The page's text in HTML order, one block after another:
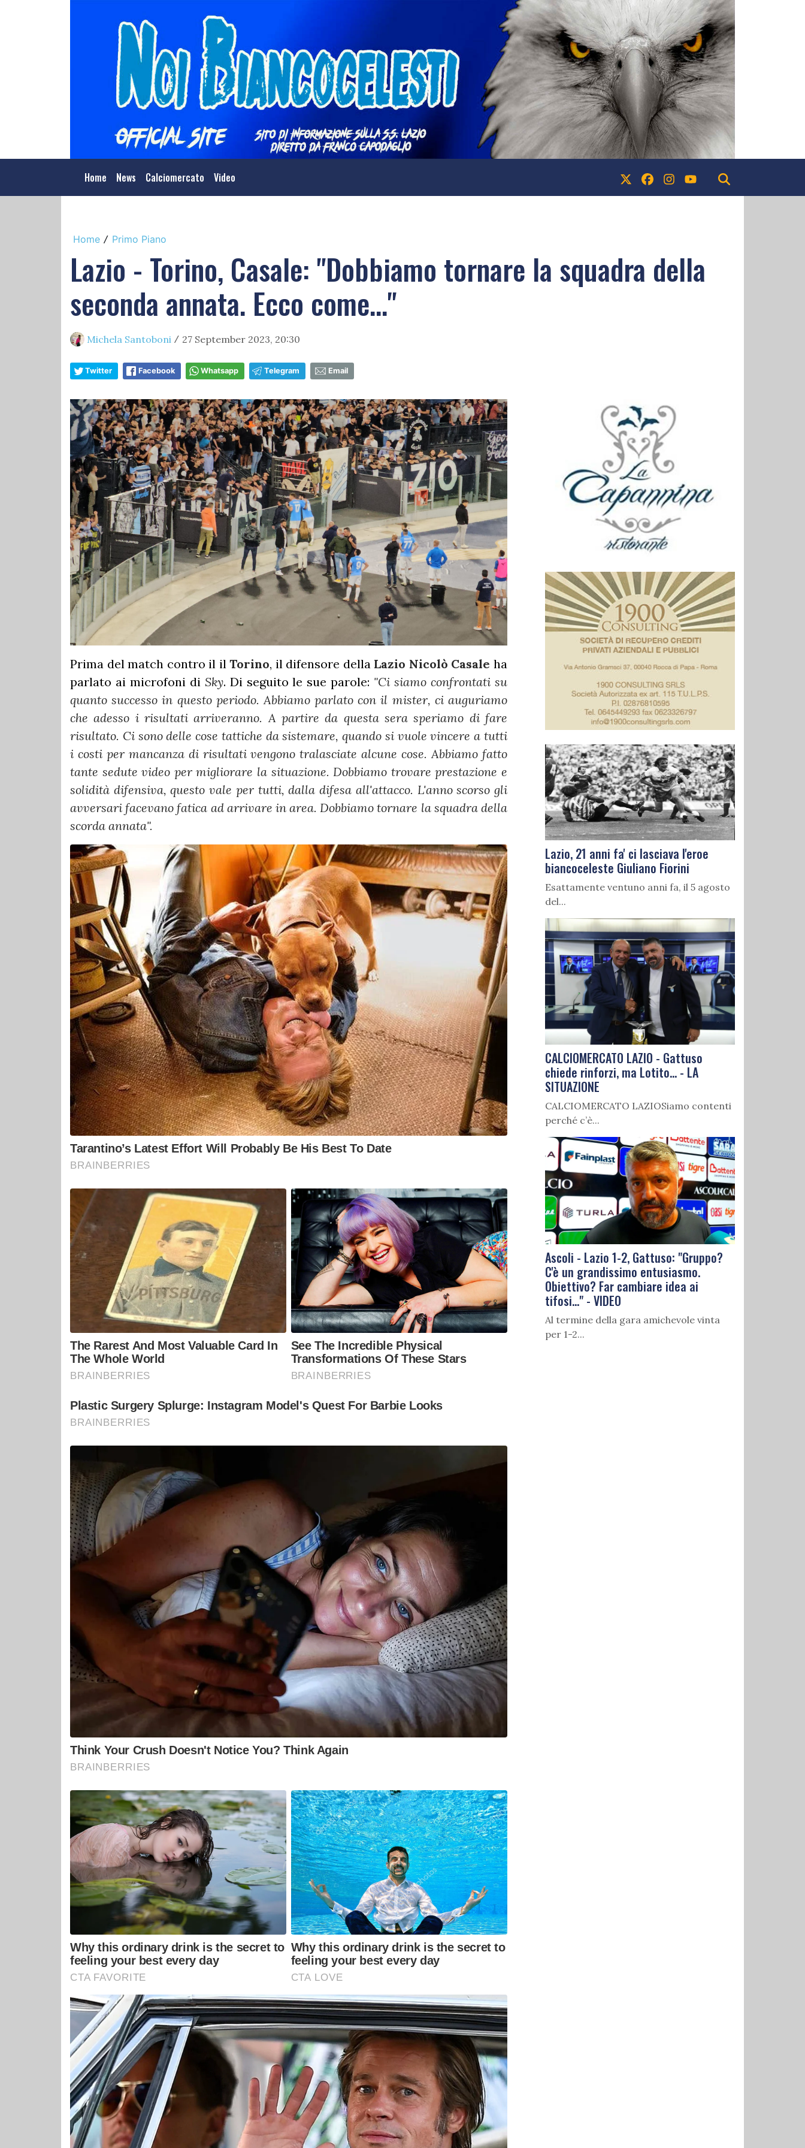
Home News Calciomercato Video
Home / Primo Piano
Lazio - Torino, Casale: "Dobbiamo tornare la squadra della
seconda annata. Ecco come..."
Michela Santoboni / 27 September 2023, 20:30
Twitter Facebook Whatsapp Telegram Email
Prima del match contro il ilTorino, il difensore della Lazio Nicolò Casale ha
parlato ai microfoni di Sky. Di seguito le sue parole: "Ci siamo confrontati su
quanto successo in questo periodo. Abbiamo parlato con il mister, ci auguriamo
che adesso i risultati arriveranno. A partire da questa sera speriamo di fare
risultato. Ci sono delle cose tattiche da sistemare, quando si vuole vincere a tutti
i costi per mancanza di risultati vengono tralasciate alcune cose. Abbiamo fatto
tante sedute video per migliorare la situazione. Dobbiamo trovare prestazione e
solidità difensiva, questo vale per tutti, dalla difesa all'attacco. L'anno scorso gli
avversari facevano fatica ad arrivare in area. Dobbiamo tornare la squadra della
scorda annata".
Lazio, 21 anni fa' ci lasciava l'eroe
biancoceleste Giuliano Fiorini
Esattamente ventuno anni fa, il 5 agosto
del...
CALCIOMERCATO LAZIO - Gattuso
chiede rinforzi, ma Lotito... - LA
SITUAZIONE
CALCIOMERCATO LAZIOSiamo contenti
perché c’è...
Ascoli - Lazio 1-2, Gattuso: "Gruppo?
C'è un grandissimo entusiasmo.
Obiettivo? Far cambiare idea ai
tifosi..." - VIDEO
Al termine della gara amichevole vinta
per 1-2...